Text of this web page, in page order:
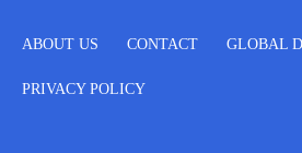
ABOUT US CONTACT GLOBAL
PRIVACY POLICY